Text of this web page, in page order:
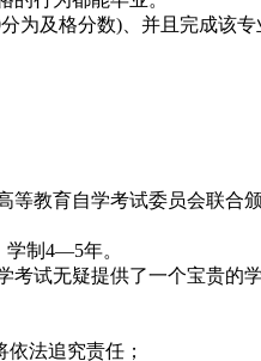
为及格分数)、并且完成该
教育自学考试委员会联合
制4—5年。
试无疑提供了一个宝贵的学
法追究责任；